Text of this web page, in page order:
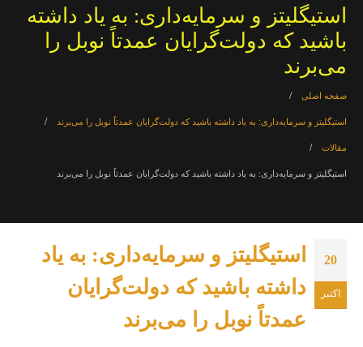
استیگلیتز و سرمایه‌داری: به یاد داشته
باشید که دولت‌گرایان عمدتاً نوبل را
می‌برند
صفحه اصلی
استیگلیتز و سرمایه‌داری: به یاد داشته باشید که دولت‌گرایان عمدتاً نوبل را می‌برند
مقالات
استیگلیتز و سرمایه‌داری: به یاد داشته باشید که دولت‌گرایان عمدتاً نوبل را می‌برند
20
اکتبر
استیگلیتز و سرمایه‌داری: به یاد
داشته باشید که دولت‌گرایان
عمدتاً نوبل را می‌برند